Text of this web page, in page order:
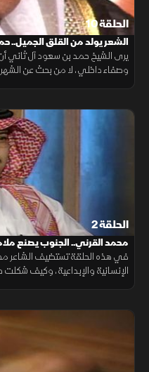
الحلقة 10
الشعر يولد من القلق الجميل..
يرى الشيخ حمد بن سعود آل
وصفاء داخلي، لا من بحث عن
الحلقة 2
محمد القرني.. الجنوب يصنع
في هذه الحلقة تستضيف الشاعر
الإنسانية والإبداعية، وكيف